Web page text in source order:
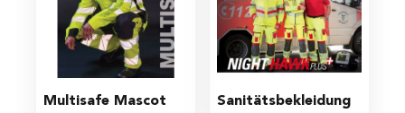
Multisafe Mascot Sanitätsbekleidung